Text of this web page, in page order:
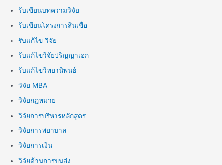
รับเขียนบทความวิจัย
รับเขียนโครงการสินเชื่อ
รับแก้ไข วิจัย
รับแก้ไขวิจัยปริญญาเอก
รับแก้ไขวิทยานิพนธ์
วิจัย MBA
วิจัยกฎหมาย
วิจัยการบริหารหลักสูตร
วิจัยการพยาบาล
วิจัยการเงิน
วิจัยด้านการขนส่ง